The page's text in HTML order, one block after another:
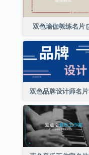
双色瑜伽教练名片
双色品牌设计师名片